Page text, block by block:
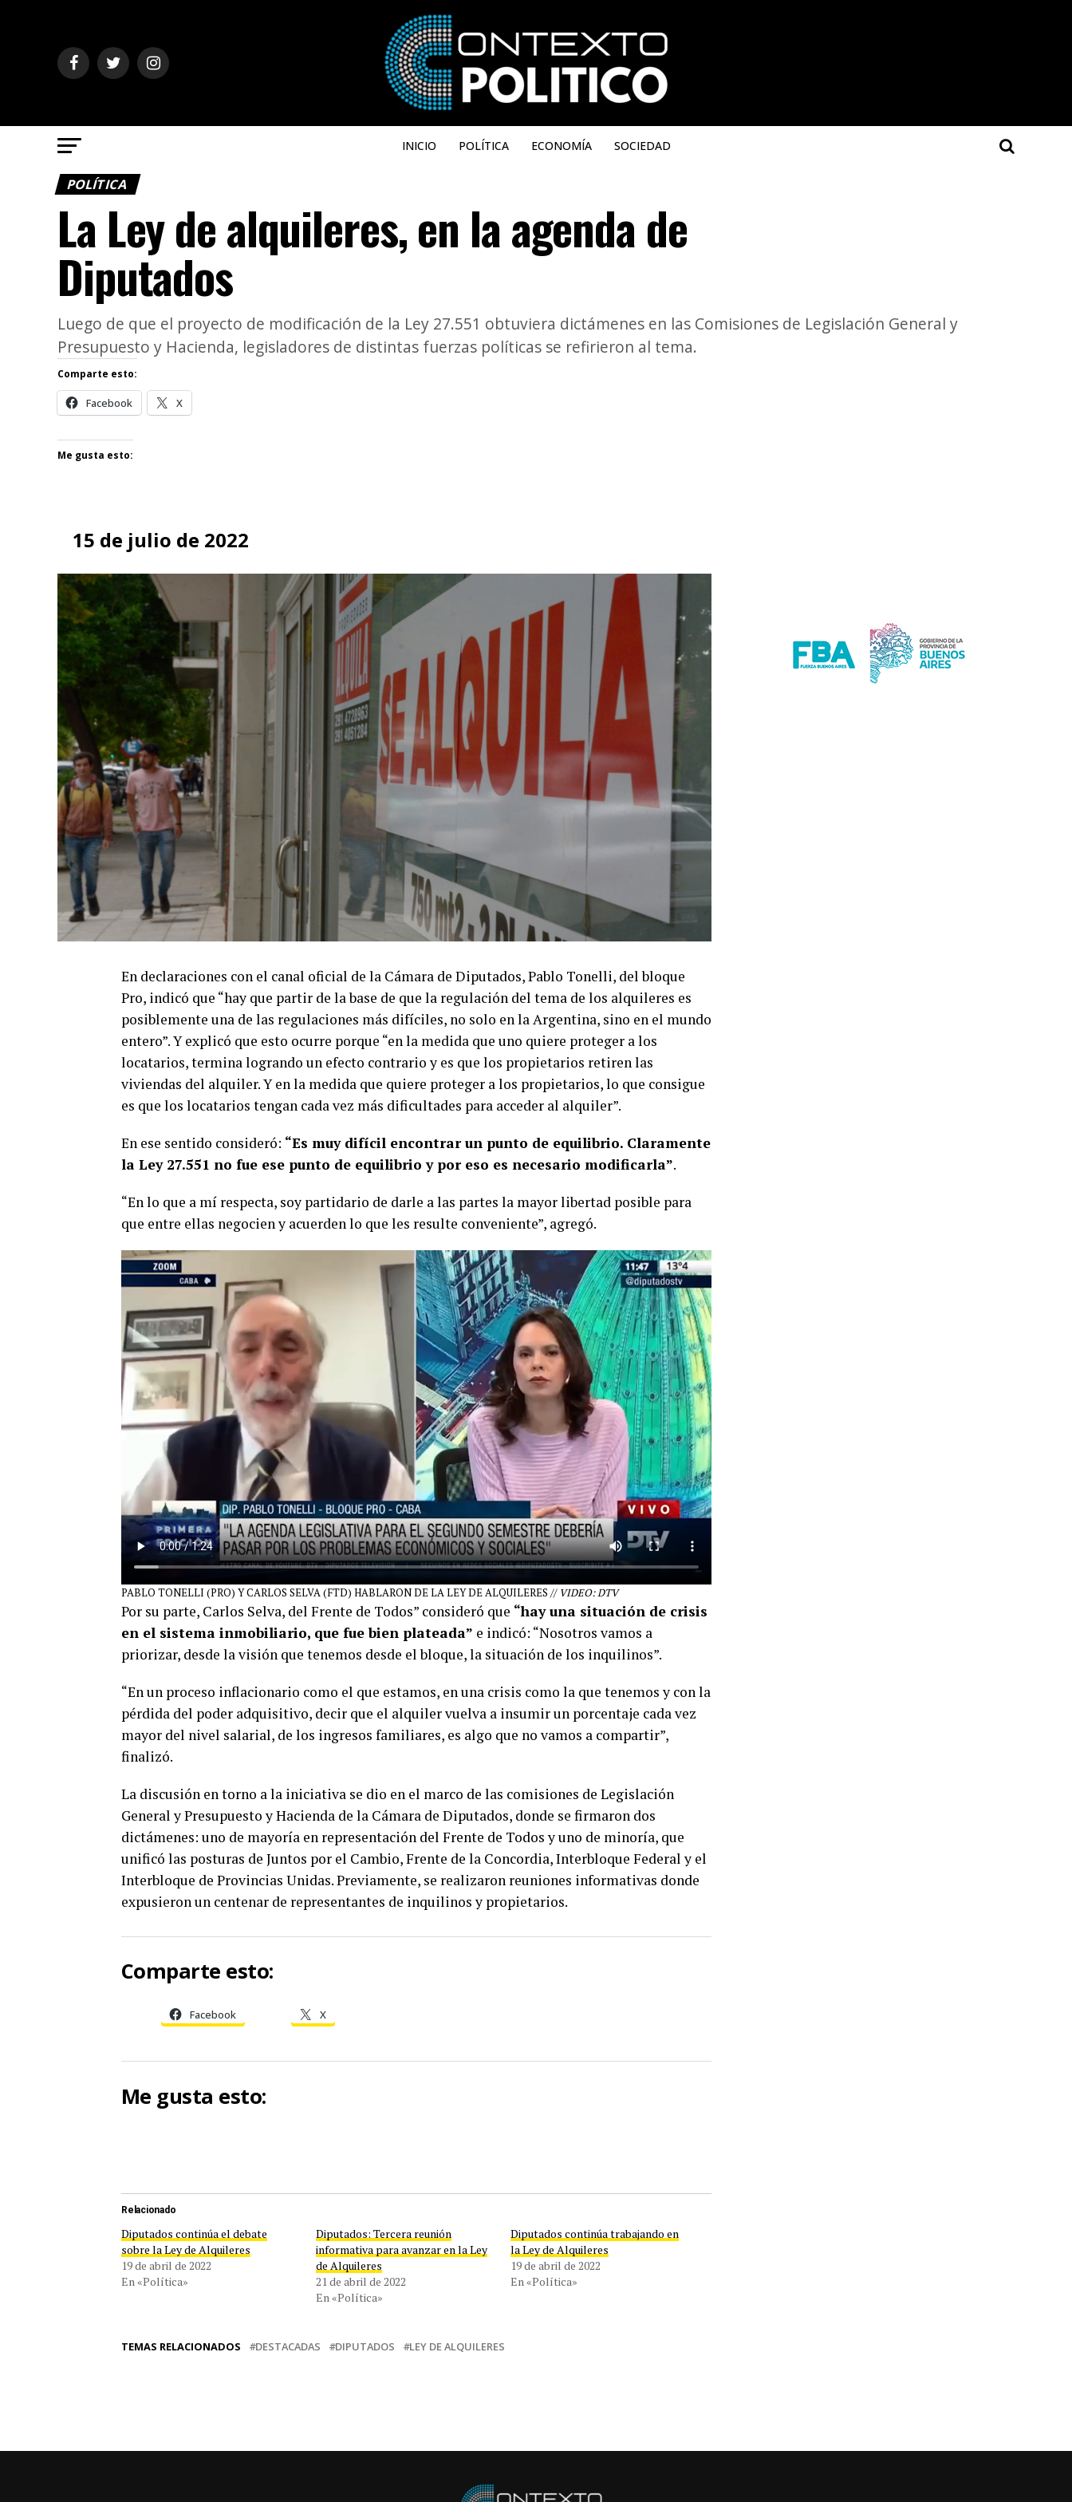
INICIO POLÍTICA ECONOMÍA SOCIEDAD
POLÍTICA
La Ley de alquileres, en la agenda de
Diputados
Luego de que el proyecto de modificación de la Ley 27.551 obtuviera dictámenes en las Comisiones de Legislación General y
Presupuesto y Hacienda, legisladores de distintas fuerzas políticas se refirieron al tema.
Comparte esto:
Facebook X
Me gusta esto:
15 de julio de 2022
En declaraciones con el canal oficial de la Cámara de Diputados, Pablo Tonelli, del bloque
Pro, indicó que “hay que partir de la base de que la regulación del tema de los alquileres es
posiblemente una de las regulaciones más difíciles, no solo en la Argentina, sino en el mundo
entero”. Y explicó que esto ocurre porque “en la medida que uno quiere proteger a los
locatarios, termina logrando un efecto contrario y es que los propietarios retiren las
viviendas del alquiler. Y en la medida que quiere proteger a los propietarios, lo que consigue
es que los locatarios tengan cada vez más dificultades para acceder al alquiler”.
En ese sentido consideró: “Es muy difícil encontrar un punto de equilibrio. Claramente
la Ley 27.551 no fue ese punto de equilibrio y por eso es necesario modificarla”.
“En lo que a mí respecta, soy partidario de darle a las partes la mayor libertad posible para
que entre ellas negocien y acuerden lo que les resulte conveniente”, agregó.
PABLO TONELLI (PRO) Y CARLOS SELVA (FTD) HABLARON DE LA LEY DE ALQUILERES // VIDEO: DTV
Por su parte, Carlos Selva, del Frente de Todos” consideró que “hay una situación de crisis
en el sistema inmobiliario, que fue bien plateada” e indicó: “Nosotros vamos a
priorizar, desde la visión que tenemos desde el bloque, la situación de los inquilinos”.
“En un proceso inflacionario como el que estamos, en una crisis como la que tenemos y con la
pérdida del poder adquisitivo, decir que el alquiler vuelva a insumir un porcentaje cada vez
mayor del nivel salarial, de los ingresos familiares, es algo que no vamos a compartir”,
finalizó.
La discusión en torno a la iniciativa se dio en el marco de las comisiones de Legislación
General y Presupuesto y Hacienda de la Cámara de Diputados, donde se firmaron dos
dictámenes: uno de mayoría en representación del Frente de Todos y uno de minoría, que
unificó las posturas de Juntos por el Cambio, Frente de la Concordia, Interbloque Federal y el
Interbloque de Provincias Unidas. Previamente, se realizaron reuniones informativas donde
expusieron un centenar de representantes de inquilinos y propietarios.
Comparte esto:
Facebook X
Me gusta esto:
Relacionado
Diputados continúa el debate
sobre la Ley de Alquileres
19 de abril de 2022
En «Política»
Diputados: Tercera reunión
informativa para avanzar en la Ley
de Alquileres
21 de abril de 2022
En «Política»
Diputados continúa trabajando en
la Ley de Alquileres
19 de abril de 2022
En «Política»
TEMAS RELACIONADOS DESTACADAS DIPUTADOS LEY DE ALQUILERES